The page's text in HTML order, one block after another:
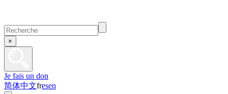
×
Je fais un don
简体中文fresen